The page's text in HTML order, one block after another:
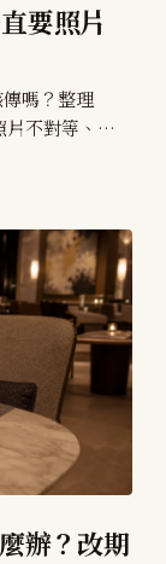
要照片
嗎？整理
不對等、真
損。
辦？改期